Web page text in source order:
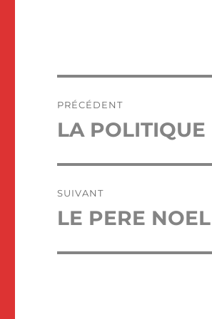
de
PRÉCÉDENT
Publication
LA POLITIQUE
SUIVANT
Publication
LE PERE